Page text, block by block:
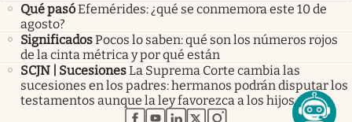
Qué pasóEfemérides: ¿qué se conmemora este 10 de
agosto?
SignificadosPocos lo saben: qué son los números rojos
de la cinta métrica y por qué están
SCJN | SucesionesLa Suprema Corte cambia las
sucesiones en los padres: hermanos podrán disputar los
testamentos aunque la ley favorezca a los hijos
abre en nueva pestaña
abre en nueva pestaña
abre en nueva pestaña
abre en nueva pestaña
abre en nueva pestaña